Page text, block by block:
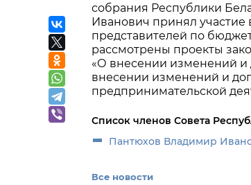
собрания Республики
Иванович принял
представителей по
рассмотрены проекты
«О внесении изменений и
внесении изменений и
предпринимательской
Список членов Совета
Пантюхов Владимир
Все новости